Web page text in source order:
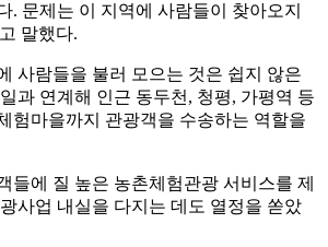
. 문제는 이 지역에 사람들이 찾아오지
말했다.
사람들을 불러 모으는 것은 쉽지 않은
과 연계해 인근 동두천, 청평, 가평역 등
험마을까지 관광객을 수송하는 역할을
들에 질 높은 농촌체험관광 서비스를 제
사업 내실을 다지는 데도 열정을 쏟았